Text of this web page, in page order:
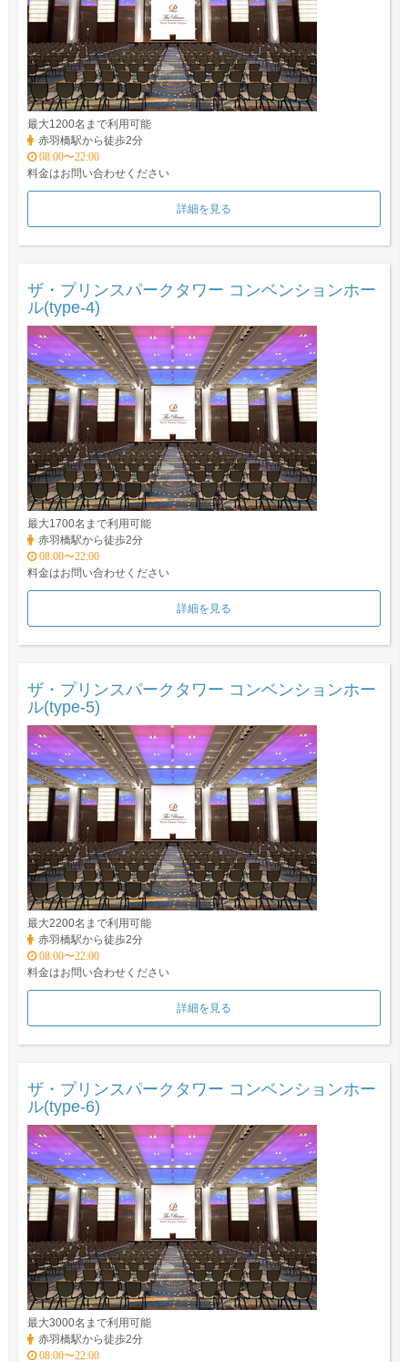
最大1200名まで利用可能
赤羽橋駅から徒歩2分
08:00〜22:00
料金はお問い合わせください
詳細を見る
ザ・プリンスパークタワー コンベンションホー
ル(type-4)
最大1700名まで利用可能
赤羽橋駅から徒歩2分
08:00〜22:00
料金はお問い合わせください
詳細を見る
ザ・プリンスパークタワー コンベンションホー
ル(type-5)
最大2200名まで利用可能
赤羽橋駅から徒歩2分
08:00〜22:00
料金はお問い合わせください
詳細を見る
ザ・プリンスパークタワー コンベンションホー
ル(type-6)
最大3000名まで利用可能
赤羽橋駅から徒歩2分
08:00〜22:00